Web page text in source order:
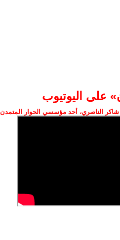
على اليوتيوب
الناصري، أحد مؤسسي الحوار المتمدن